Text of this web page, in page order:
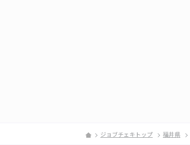
ジョブチェキトップ 福井県